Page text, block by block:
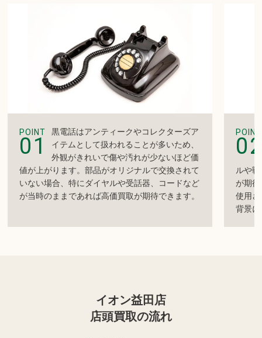
POINT
01
黒電話はアンティークやコレクターズア
イテムとして扱われることが多いため、
外観がきれいで傷や汚れが少ないほど価
値が上がります。部品がオリジナルで交換されて
いない場合、特にダイヤルや受話器、コードなど
が当時のままであれば高価買取が期待できます。
POINT
ルや
が期
使用
背景
イオン益田店
店頭買取の流れ